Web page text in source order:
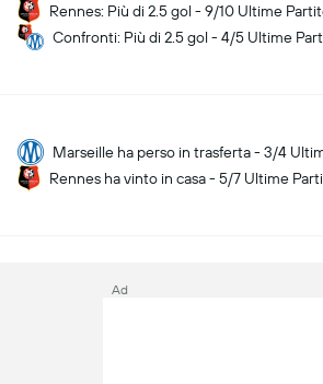
Rennes: Più di 2.5 gol - 9/10 Ultime
Confronti: Più di 2.5 gol - 4/5 Ultime
Marseille ha perso in trasferta - 3/4
Rennes ha vinto in casa - 5/7 Ultime
Ad